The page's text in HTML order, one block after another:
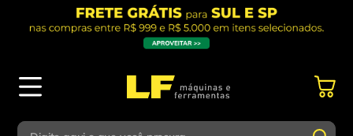
Digite aqui o que você procura